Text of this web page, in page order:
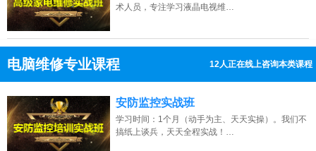
术人员，专注学习液晶电视维…
电脑维修专业课程 3人正在线上咨询本类课程
点击免费咨询电话：13807313137
安防监控实战班
学习时间：1个月（动手为主、天天实操）。我们不
搞纸上谈兵，天天全程实战！…